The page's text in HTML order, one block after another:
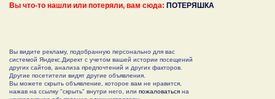
Вы что-то нашли или потеряли, вам сюда: ПОТЕРЯШКА
Вы видите рекламу, подобранную персонально для вас
системой Яндекс.Директ с учетом вашей истории посещений
других сайтов, анализа предпочтений и других факторов.
Другие посетители видят другие объявления.
Вы можете скрыть объявление, которое вам не нравится,
нажав на ссылку "скрыть" внутри него, или пожаловаться на